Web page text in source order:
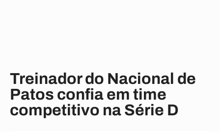
Treinador do Nacional de
Patos confia em time
competitivo na Série D